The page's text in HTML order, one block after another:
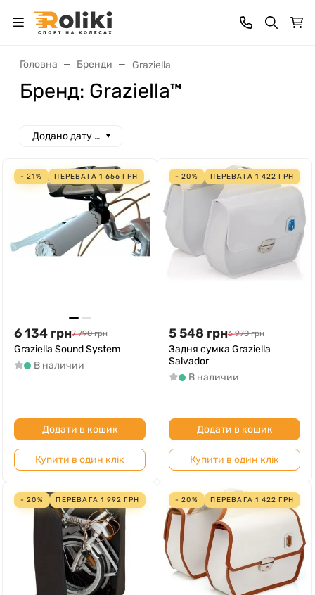
Головна Бренди Graziella
Бренд: Graziella™
Додано дату спад
- 21% ПЕРЕВАГА1 656 ГРН
6 134 грн7 790 грн
Graziella Sound System
В наличии
Додати в кошик
Купити в один клік
- 20% ПЕРЕВАГА1 422 ГРН
5 548 грн6 970 грн
Задня сумка Graziella
Salvador
В наличии
Додати в кошик
Купити в один клік
- 20% ПЕРЕВАГА1 992 ГРН - 20% ПЕРЕВАГА1 422 ГРН